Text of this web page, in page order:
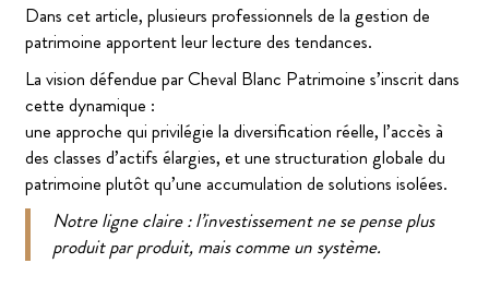
Dans cet article, plusieurs professionnels de la gestion de
patrimoine apportent leur lecture des tendances.
La vision défendue par Cheval Blanc Patrimoine s’inscrit dans
cette dynamique :
une approche qui privilégie la diversification réelle, l’accès à
des classes d’actifs élargies, et une structuration globale du
patrimoine plutôt qu’une accumulation de solutions isolées.
Notre ligne claire : l’investissement ne se pense plus
produit par produit, mais comme un système.